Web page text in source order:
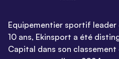
Equipementier sportif leader
10 ans, Ekinsport a été
Capital dans son